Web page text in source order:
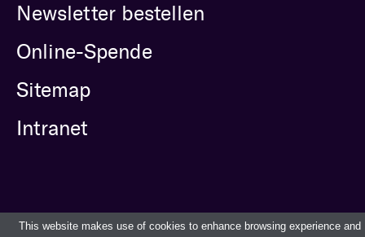
Newsletter bestellen
Online-Spende
Sitemap
Intranet
This website makes use of cookies to enhance browsing experience and